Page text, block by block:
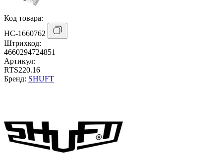
Код товара:
НС-1660762
Штрихкод:
4660294724851
Артикул:
RTS220.16
Бренд: SHUFT